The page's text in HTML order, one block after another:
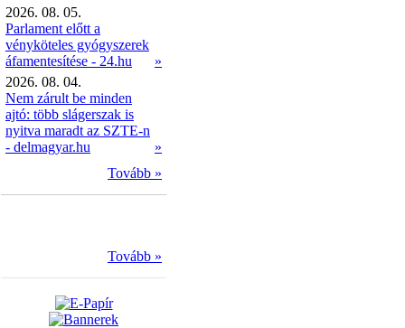
2026. 08. 05.
Parlament előtt a
vényköteles gyógyszerek
áfamentesítése - 24.hu
»
2026. 08. 04.
Nem zárult be minden
ajtó: több slágerszak is
nyitva maradt az SZTE-n
- delmagyar.hu
»
Tovább »
Tovább »